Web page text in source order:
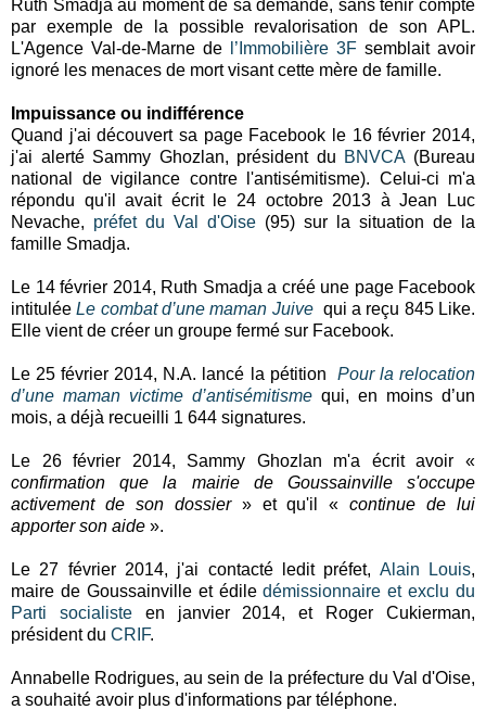
Ruth Smadja au moment de sa demande, sans tenir compte
par exemple de la possible revalorisation de son APL.
L'Agence Val-de-Marne de
l’Immobilière 3F semblait avoir
ignoré les menaces de mort visant cette mère de famille.
Impuissance ou indifférence
Quand j'ai découvert sa page Facebook le 16 février 2014,
j'ai alerté Sammy Ghozlan, président du BNVCA(Bureau
national de vigilance contre l'antisémitisme). Celui-ci m'a
répondu qu'il avait écrit le 24 octobre 2013 à Jean Luc
Nevache, préfet du Val d'Oise (95) sur la situation de la
famille Smadja.
Le 14 février 2014, Ruth Smadja a créé une page Facebook
intituléeLe combat d’une maman Juivequi a reçu 845 Like.
Elle vient de créer un groupe fermé sur Facebook.
Le 25 février 2014, N.A. lancé la pétition Pour la relocation
d’une maman victime d’antisémitisme qui, en moins d’un
mois, a déjà recueilli 1 644 signatures.
Le 26 février 2014, Sammy Ghozlan m'a écrit avoir «
confirmation que la mairie de Goussainville s'occupe
activement de son dossier» et qu'il «continue de lui
apporter son aide ».
Le 27 février 2014, j'ai contacté ledit préfet, Alain Louis,
maire de Goussainville et édiledémissionnaire et exclu du
Parti socialisteen janvier 2014, et Roger Cukierman,
président du CRIF.
Annabelle Rodrigues, au sein de la préfecture du Val d'Oise,
a souhaité avoir plus d'informations par téléphone.